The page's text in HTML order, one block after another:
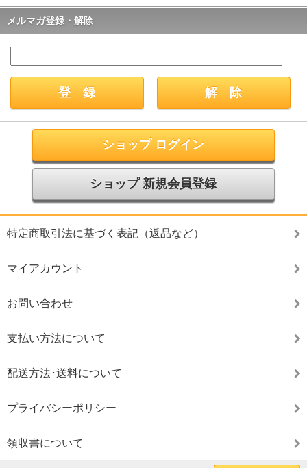
メルマガ登録・解除
ショップ ログイン
ショップ 新規会員登録
特定商取引法に基づく表記（返品など）
マイアカウント
お問い合わせ
支払い方法について
配送方法･送料について
プライバシーポリシー
領収書について